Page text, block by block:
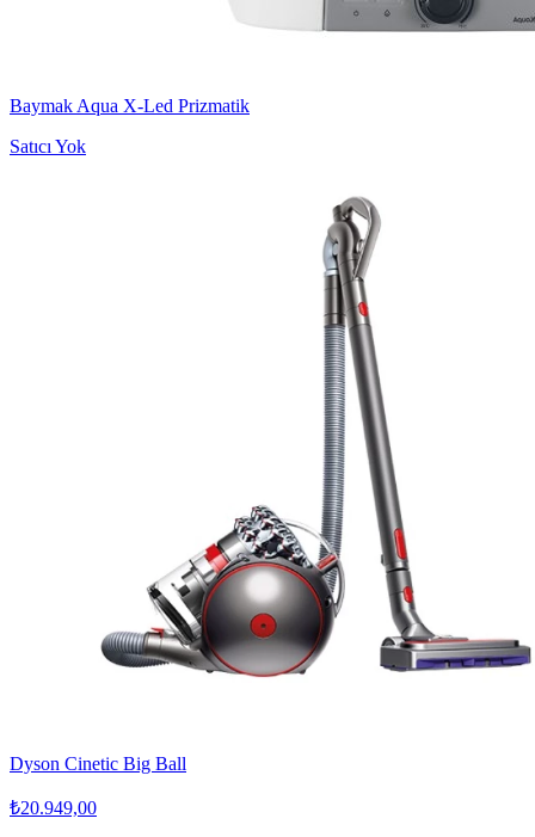
Baymak Aqua X-Led Prizmatik
Satıcı Yok
Dyson Cinetic Big Ball
₺20.949,00